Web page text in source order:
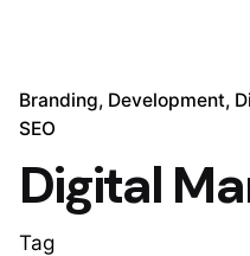
Branding Development
SEO
Digital
Tag